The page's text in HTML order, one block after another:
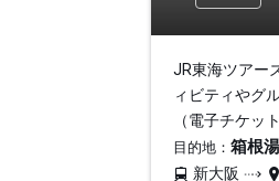
JR東海ツアー
ィビティやグ
（電子チケッ
目的地： 箱根
新大阪